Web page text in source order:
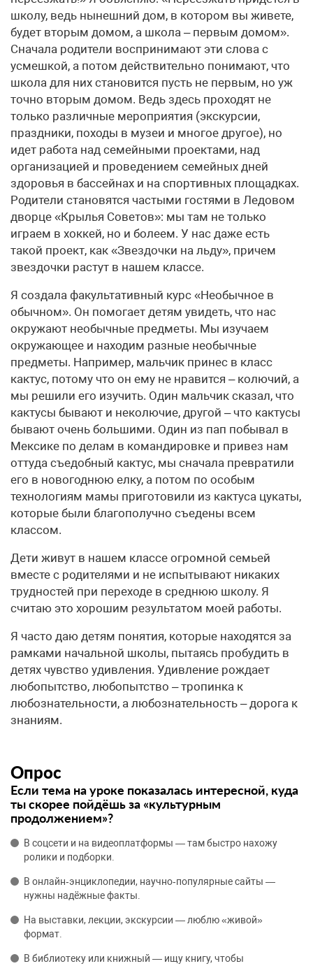
школу, ведь нынешний дом, в котором вы живете,
будет вторым домом, а школа – первым домом».
Сначала родители воспринимают эти слова с
усмешкой, а потом действительно понимают, что
школа для них становится пусть не первым, но уж
точно вторым домом. Ведь здесь проходят не
только различные мероприятия (экскурсии,
праздники, походы в музеи и многое другое), но
идет работа над семейными проектами, над
организацией и проведением семейных дней
здоровья в бассейнах и на спортивных площадках.
Родители становятся частыми гостями в Ледовом
дворце «Крылья Советов»: мы там не только
играем в хоккей, но и болеем. У нас даже есть
такой проект, как «Звездочки на льду», причем
звездочки растут в нашем классе.
Я создала факультативный курс «Необычное в
обычном». Он помогает детям увидеть, что нас
окружают необычные предметы. Мы изучаем
окружающее и находим разные необычные
предметы. Например, мальчик принес в класс
кактус, потому что он ему не нравится – колючий, а
мы решили его изучить. Один мальчик сказал, что
кактусы бывают и неколючие, другой – что кактусы
бывают очень большими. Один из пап побывал в
Мексике по делам в командировке и привез нам
оттуда съедобный кактус, мы сначала превратили
его в новогоднюю елку, а потом по особым
технологиям мамы приготовили из кактуса цукаты,
которые были благополучно съедены всем
классом.
Дети живут в нашем классе огромной семьей
вместе с родителями и не испытывают никаких
трудностей при переходе в среднюю школу. Я
считаю это хорошим результатом моей работы.
Я часто даю детям понятия, которые находятся за
рамками начальной школы, пытаясь пробудить в
детях чувство удивления. Удивление рождает
любопытство, любопытство – тропинка к
любознательности, а любознательность – дорога к
знаниям.
Опрос
Если тема на уроке показалась интересной, куда
ты скорее пойдёшь за «культурным
продолжением»?
В соцсети и на видеоплатформы — там быстро нахожу
ролики и подборки.
В онлайн‑энциклопедии, научно‑популярные сайты —
нужны надёжные факты.
На выставки, лекции, экскурсии — люблю «живой»
формат.
В библиотеку или книжный — ищу книгу, чтобы